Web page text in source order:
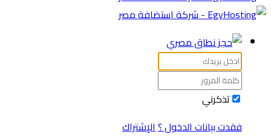
تذكرني
فقدت بيانات الدخول ؟الإشتراك